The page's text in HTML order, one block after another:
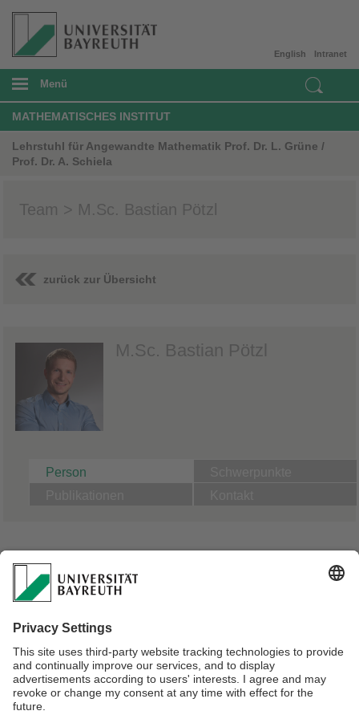
Intranet
English
Menü
MATHEMATISCHES INSTITUT
Lehrstuhl für Angewandte Mathematik Prof. Dr. L. Grüne /
Prof. Dr. A. Schiela
Team > M.Sc. Bastian Pötzl
zurück zur Übersicht
M.Sc. Bastian Pötzl
Person
Mathematisches Institut
Lehrstuhl für Angewandte Mathematik
DFG-Projektmitarbeiter (November 2019 - März 2023)
Projekt:Nonsmooth Multi-Level Optimization Algorithms for
Energetic Formulations of Finite-Strain Elastoplasticity